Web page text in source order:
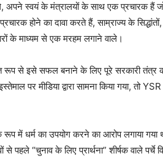
अपने स्वयं के मंत्रालयों के साथ एक प्रचारक हैं
होने का दावा करते हैं, साम्राज्य के सिद्धांतों,
के माध्यम से एक मरहम लगाने वाले।
रूप से इसे सफल बनाने के लिए पूरे सरकारी तंत्र
पर मीडिया द्वारा सामना किया गया, तो
में धर्म का उपयोग करने का आरोप लगाया गया
“चुनाव के लिए प्रार्थना” शीर्षक वाले पर्चे